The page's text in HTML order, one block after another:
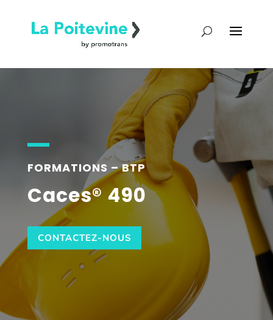
FORMATIONS – BTP
Caces® 490
CONTACTEZ-NOUS